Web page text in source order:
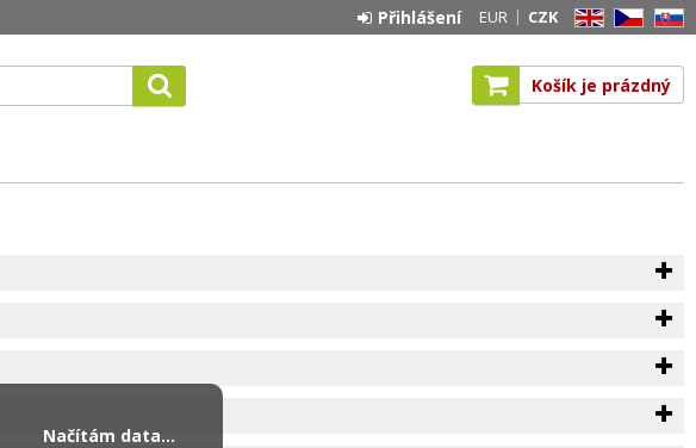
EN CZ SK
EUR CZK
Přihlášení
Košík je prázdný
Načítám data...